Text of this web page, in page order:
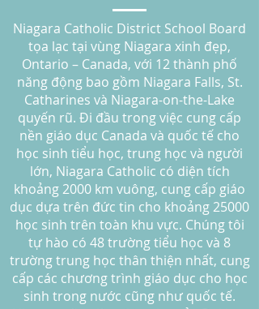
Niagara Catholic District School Board
tọa lạc tại vùng Niagara xinh đẹp,
Ontario – Canada, với 12 thành phố
năng động bao gồm Niagara Falls, St.
Catharines và Niagara-on-the-Lake
quyến rũ. Đi đầu trong việc cung cấp
nền giáo dục Canada và quốc tế cho
học sinh tiểu học, trung học và người
lớn, Niagara Catholic có diện tích
khoảng 2000 km vuông, cung cấp giáo
dục dựa trên đức tin cho khoảng 25000
học sinh trên toàn khu vực. Chúng tôi
tự hào có 48 trường tiểu học và 8
trường trung học thân thiện nhất, cung
cấp các chương trình giáo dục cho học
sinh trong nước cũng như quốc tế.